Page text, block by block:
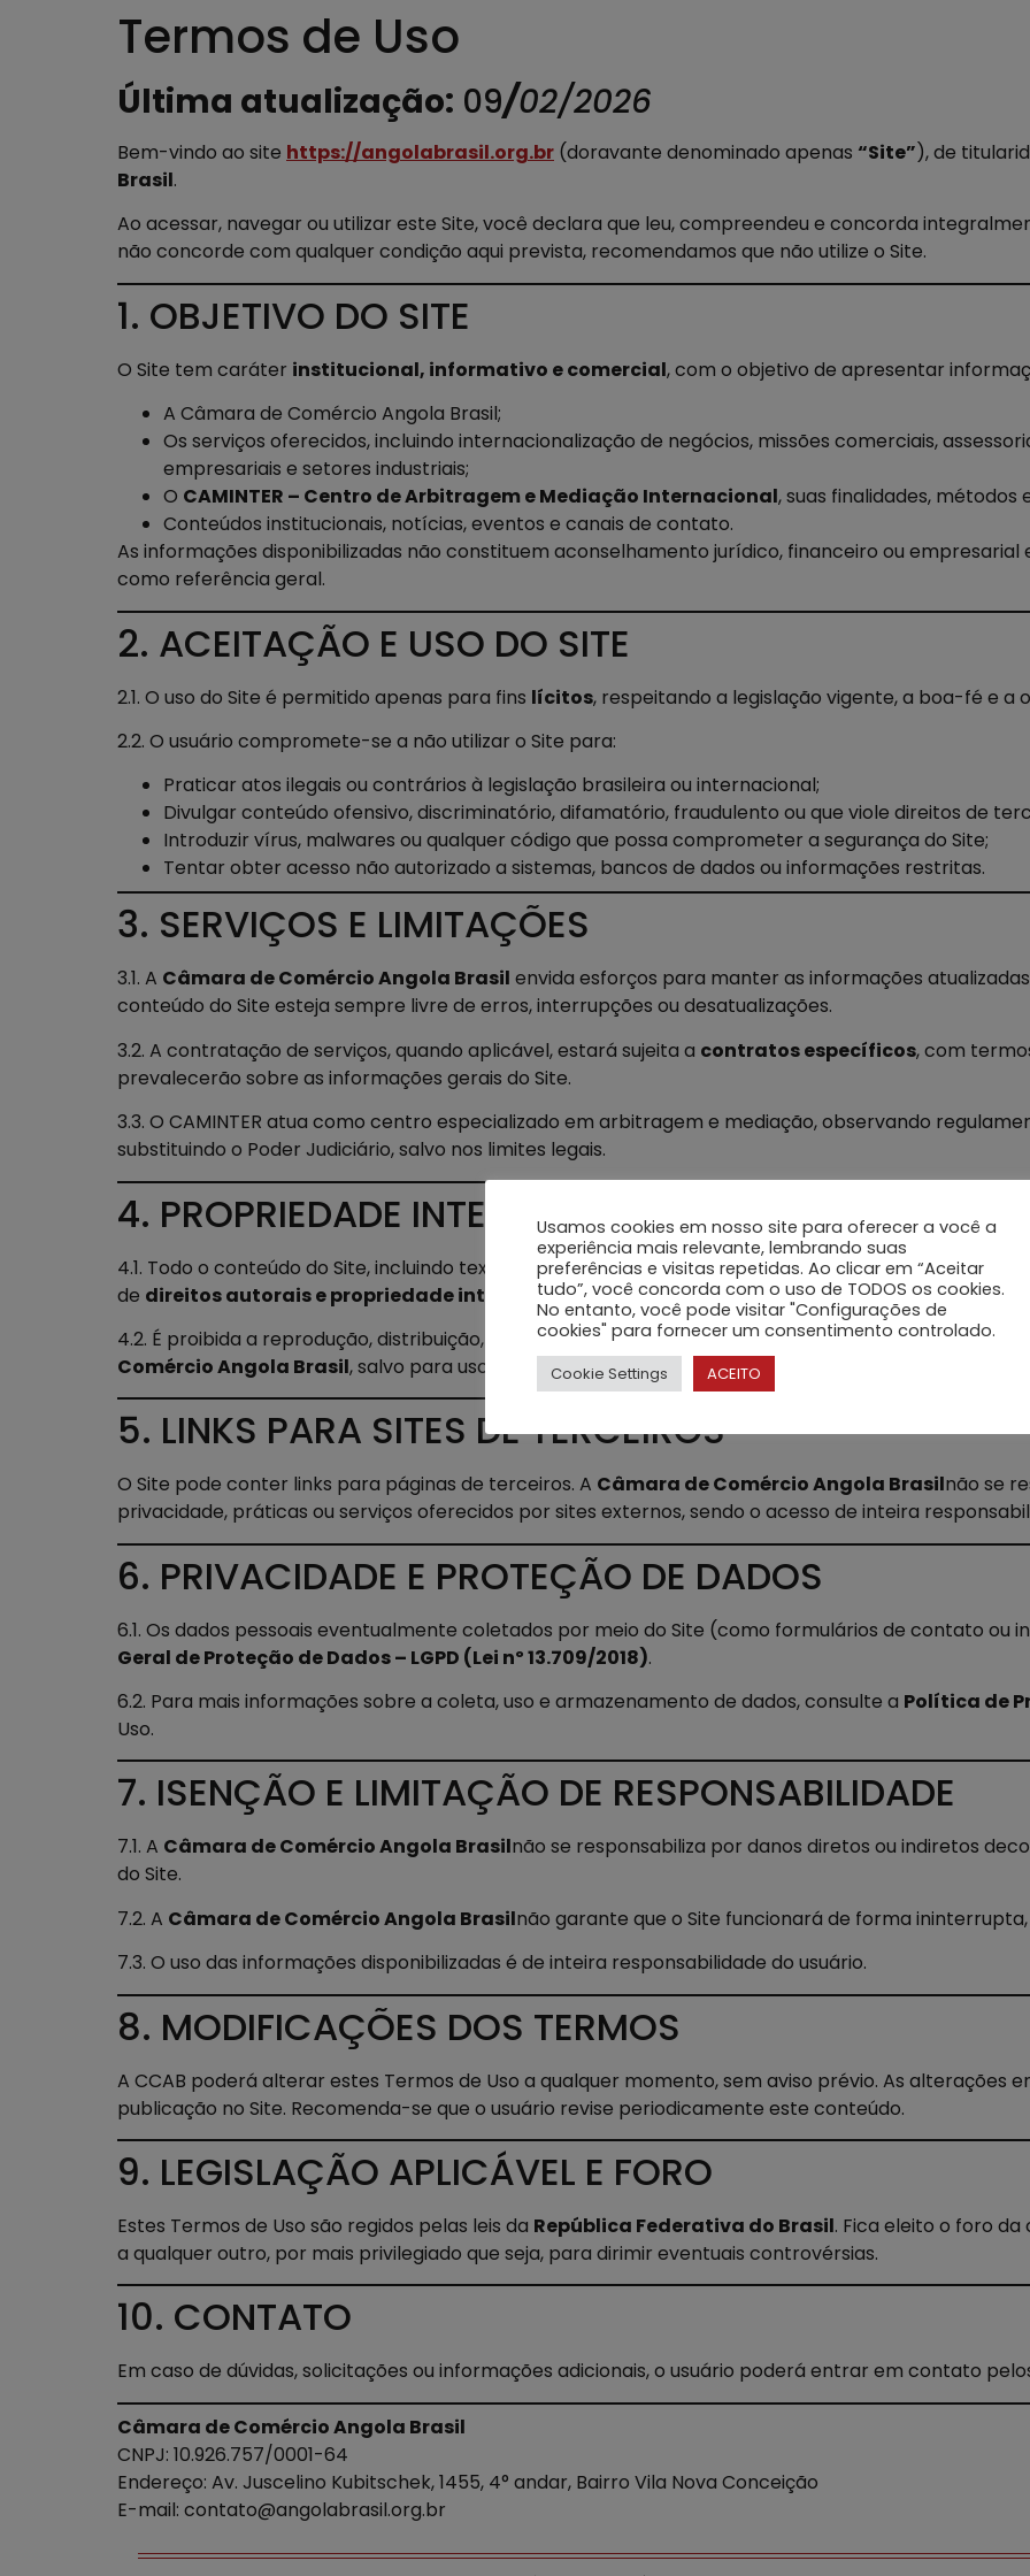
Termos de Uso
Última atualização: 09/02/2026
Bem-vindo ao site https://angolabrasil.org.br (doravante denominado apenas “Site”), de
Brasil.
Ao acessar, navegar ou utilizar este Site, você declara que leu, compreendeu e concorda
não concorde com qualquer condição aqui prevista, recomendamos que não utilize o Site.
1. OBJETIVO DO SITE
O Site tem caráter institucional, informativo e comercial, com o objetivo de apresentar
A Câmara de Comércio Angola Brasil;
Os serviços oferecidos, incluindo internacionalização de negócios, missões comerciais,
empresariais e setores industriais;
O CAMINTER – Centro de Arbitragem e Mediação Internacional, suas finalidades, métodos
Conteúdos institucionais, notícias, eventos e canais de contato.
As informações disponibilizadas não constituem aconselhamento jurídico, financeiro ou empresarial
como referência geral.
2. ACEITAÇÃO E USO DO SITE
2.1. O uso do Site é permitido apenas para fins lícitos, respeitando a legislação vigente, a boa-fé e a
2.2. O usuário compromete-se a não utilizar o Site para:
Praticar atos ilegais ou contrários à legislação brasileira ou internacional;
Divulgar conteúdo ofensivo, discriminatório, difamatório, fraudulento ou que viole direitos de
Introduzir vírus, malwares ou qualquer código que possa comprometer a segurança do Site;
Tentar obter acesso não autorizado a sistemas, bancos de dados ou informações restritas.
3. SERVIÇOS E LIMITAÇÕES
3.1. A Câmara de Comércio Angola Brasil envida esforços para manter as informações
conteúdo do Site esteja sempre livre de erros, interrupções ou desatualizações.
3.2. A contratação de serviços, quando aplicável, estará sujeita a contratos específicos, com
prevalecerão sobre as informações gerais do Site.
3.3. O CAMINTER atua como centro especializado em arbitragem e mediação, observando
substituindo o Poder Judiciário, salvo nos limites legais.
4. PROPRIEDADE INTELECTUAL
4.1. Todo o conteúdo do Site, incluindo textos, imagens, vídeos, marcas, logotipos, layouts, gráficos
de direitos autorais e propriedade intelectual.
4.2. É proibida a reprodução, distribuição, modificação ou utilização de qualquer conteúdo sem
Comércio Angola Brasil, salvo para uso pessoal e não comercial.
5. LINKS PARA SITES DE TERCEIROS
O Site pode conter links para páginas de terceiros. A Câmara de Comércio Angola Brasilnão se
privacidade, práticas ou serviços oferecidos por sites externos, sendo o acesso de inteira
6. PRIVACIDADE E PROTEÇÃO DE DADOS
6.1. Os dados pessoais eventualmente coletados por meio do Site (como formulários de contato
Geral de Proteção de Dados – LGPD (Lei nº 13.709/2018).
6.2. Para mais informações sobre a coleta, uso e armazenamento de dados, consulte a Política de
Uso.
7. ISENÇÃO E LIMITAÇÃO DE RESPONSABILIDADE
7.1. A Câmara de Comércio Angola Brasilnão se responsabiliza por danos diretos ou indiretos
do Site.
7.2. A Câmara de Comércio Angola Brasilnão garante que o Site funcionará de forma
7.3. O uso das informações disponibilizadas é de inteira responsabilidade do usuário.
8. MODIFICAÇÕES DOS TERMOS
A CCAB poderá alterar estes Termos de Uso a qualquer momento, sem aviso prévio. As alterações
publicação no Site. Recomenda-se que o usuário revise periodicamente este conteúdo.
9. LEGISLAÇÃO APLICÁVEL E FORO
Estes Termos de Uso são regidos pelas leis da República Federativa do Brasil. Fica eleito o foro
a qualquer outro, por mais privilegiado que seja, para dirimir eventuais controvérsias.
10. CONTATO
Em caso de dúvidas, solicitações ou informações adicionais, o usuário poderá entrar em contato
Câmara de Comércio Angola Brasil
CNPJ: 10.926.757/0001-64
Endereço: Av. Juscelino Kubitschek, 1455, 4° andar, Bairro Vila Nova Conceição
E-mail: contato@angolabrasil.org.br
Usamos cookies em nosso site para oferecer a você a
experiência mais relevante, lembrando suas
preferências e visitas repetidas. Ao clicar em “Aceitar
tudo”, você concorda com o uso de TODOS os cookies.
No entanto, você pode visitar "Configurações de
cookies" para fornecer um consentimento controlado.
Cookie Settings ACEITO